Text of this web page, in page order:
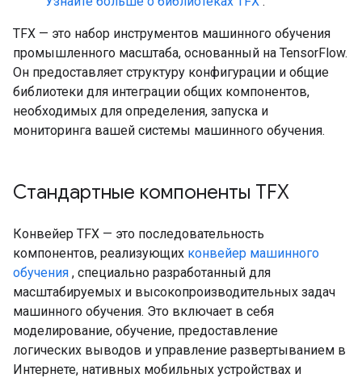
TFX — это набор инструментов машинного обучения
промышленного масштаба, основанный на TensorFlow.
Он предоставляет структуру конфигурации и общие
библиотеки для интеграции общих компонентов,
необходимых для определения, запуска и
мониторинга вашей системы машинного обучения.
Стандартные компоненты TFX
Конвейер TFX — это последовательность
компонентов, реализующих конвейер машинного
обучения , специально разработанный для
масштабируемых и высокопроизводительных задач
машинного обучения. Это включает в себя
моделирование, обучение, предоставление
логических выводов и управление развертыванием в
Интернете, нативных мобильных устройствах и